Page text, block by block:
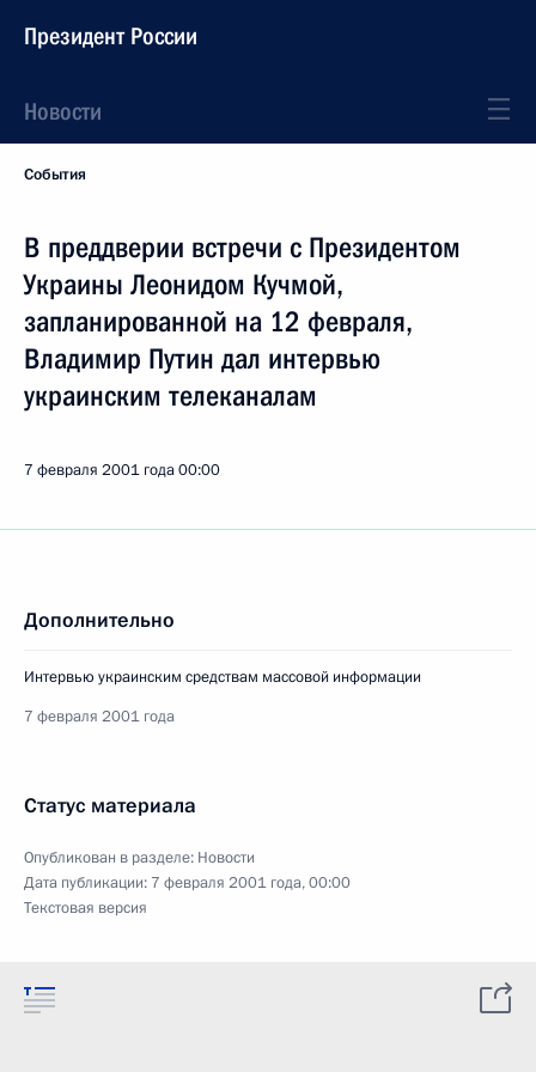
Президент России
Новости
События
В преддверии встречи с Президентом
Украины Леонидом Кучмой,
запланированной на 12 февраля,
Владимир Путин дал интервью
украинским телеканалам
7 февраля 2001 года00:00
Дополнительно
Интервью украинским средствам массовой информации
7 февраля 2001 года
Статус материала
Опубликован в разделе: Новости
Дата публикации: 7 февраля 2001 года, 00:00
Текстовая версия